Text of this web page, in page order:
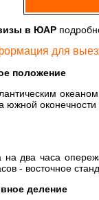
в ЮАР
для
положение
южной
два часа
- восточное
деление